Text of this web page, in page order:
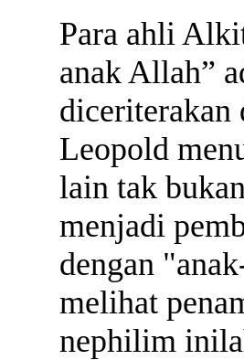
Para ahli
anak Allah”
diceriterakan
Leopold
lain tak
menjadi
dengan
melihat
nephilim